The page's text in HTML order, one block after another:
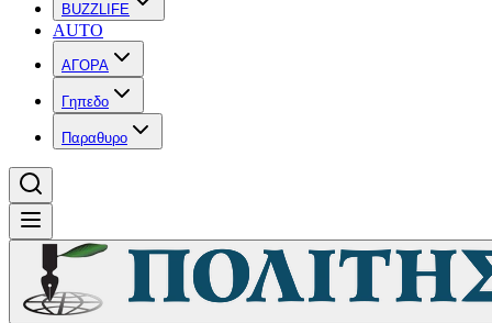
BUZZLIFE
AUTO
ΑΓΟΡΑ
Γηπεδο
Παραθυρο